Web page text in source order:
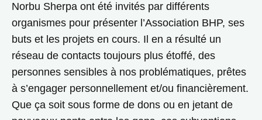
Norbu Sherpa ont été invités par différents
organismes pour présenter l’Association BHP, ses
buts et les projets en cours. Il en a résulté un
réseau de contacts toujours plus étoffé, des
personnes sensibles à nos problématiques, prêtes
à s’engager personnellement et/ou financièrement.
Que ça soit sous forme de dons ou en jetant de